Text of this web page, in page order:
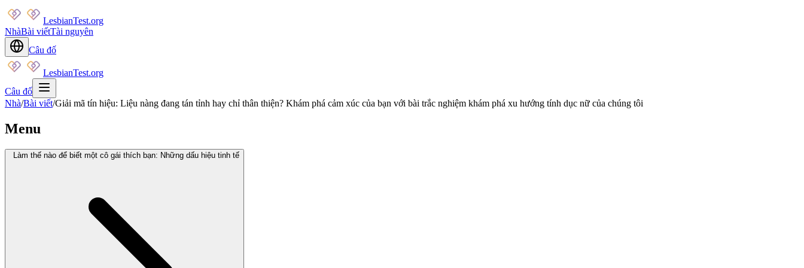
LesbianTest.org
NhàBài viếtTài nguyên
Câu đố
LesbianTest.org
Câu đố
Nhà/Bài viết/Giải mã tín hiệu: Liệu nàng đang tán tỉnh hay chỉ thân thiện? Khám phá cảm xúc của bạn với bài trắc nghiệm khám phá xu hướng tính dục nữ của chúng tôi
Menu
Làm thế nào để biết một cô gái thích bạn: Những dấu hiệu tinh tế